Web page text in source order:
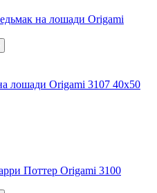
лошади Origami 3107 40x50